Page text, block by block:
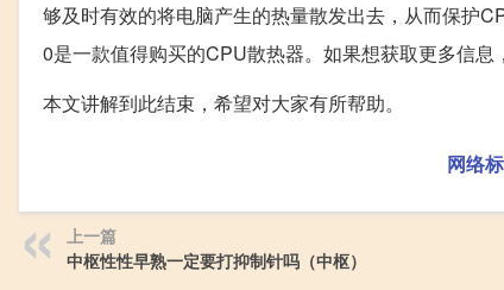
够及时有效的将电脑产生的热量散发出去，从而保护
0是一款值得购买的CPU散热器。如果想获取更多信息
本文讲解到此结束，希望对大家有所帮助。
网络
上一篇
中枢性性早熟一定要打抑制针吗（中枢）